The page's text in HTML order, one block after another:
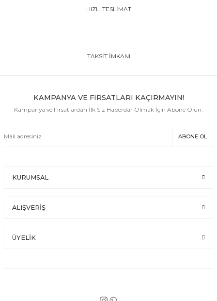
HIZLI TESLİMAT
TAKSİT İMKANI
KAMPANYA VE FIRSATLARI KAÇIRMAYIN!
Kampanya ve Fırsatlardan İlk Siz Haberdar Olmak İçin Abone Olun:
ABONE OL
KURUMSAL
ALIŞVERİŞ
ÜYELİK